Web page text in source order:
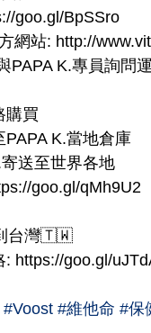
goo.gl/BpSSro
網站: http://
PAPA K.專員詢問
買
PAPA K.當地倉庫
送至世界各地
goo.gl/qMh9U2
台灣🇹🇼
: https://goo.gl/
#Voost #維他命 #保